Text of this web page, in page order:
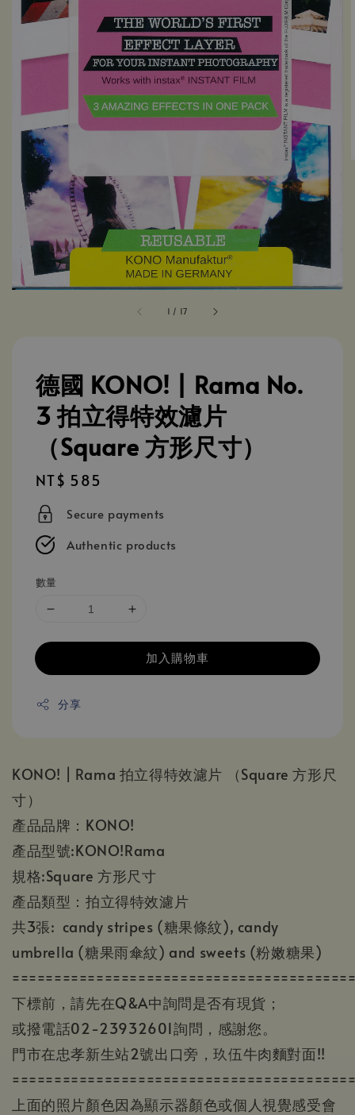
1 / 17
德國 KONO! | Rama No.
3 拍立得特效濾片
（Square 方形尺寸）
Regular
price
NT$ 585
Secure payments
Authentic products
數量
加入購物車
分享
KONO! | Rama 拍立得特效濾片 （Square 方形尺
寸）
產品品牌：KONO!
產品型號:KONO!Rama
規格:Square 方形尺寸
產品類型：拍立得特效濾片
共3張: candy stripes (糖果條紋), candy
umbrella (糖果雨傘紋) and sweets (粉嫩糖果)
下標前，請先在Q&A中詢問是否有現貨；
或撥電話02-23932601詢問，感謝您。
門市在忠孝新生站2號出口旁，玖伍牛肉麵對面!!
上面的照片顏色因為顯示器顏色或個人視覺感受會